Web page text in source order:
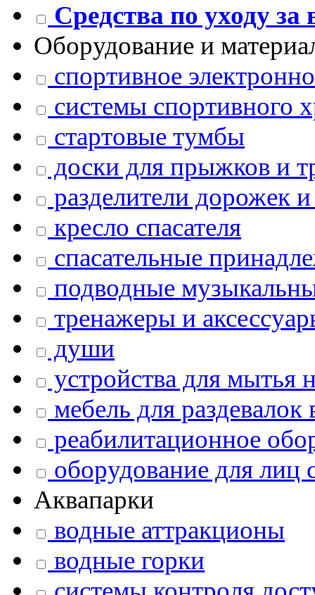
Средства по уходу за
Оборудование и
спортивное
системы спортивного
стартовые тумбы
доски для прыжков и
разделители дорожек
кресло спасателя
спасательные
подводные
тренажеры и
души
устройства для мытья
мебель для раздевалок
реабилитационное
оборудование для
Аквапарки
водные аттракционы
водные горки